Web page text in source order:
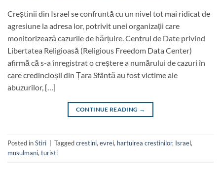
Creștinii din Israel se confruntă cu un nivel tot mai ridicat de
agresiune la adresa lor, potrivit unei organizații care
monitorizează cazurile de hărțuire. Centrul de Date privind
Libertatea Religioasă (Religious Freedom Data Center)
afirmă că s-a înregistrat o creștere a numărului de cazuri în
care credincioșii din Țara Sfântă au fost victime ale
abuzurilor, […]
CONTINUE READING →
Posted inStiri Taggedcrestini, evrei, hartuirea crestinilor, Israel,
musulmani, turisti